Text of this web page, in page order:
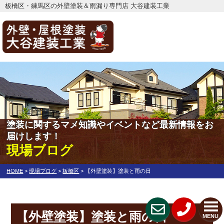
板橋区・練馬区の外壁塗装＆雨漏り専門店 大谷建装工業
MENU
塗装に関するマメ知識やイベントなど最新情報をお
届けします！
現場ブログ
HOME >現場ブログ >板橋区 > 【外壁塗装】塗装と雨の日
【外壁塗装】塗装と雨の日